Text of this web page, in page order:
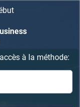
à la méthode: